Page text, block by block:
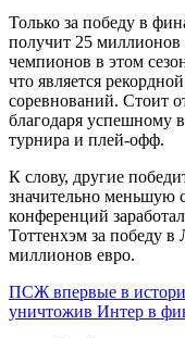
Только за победу в
получит 25 миллионов
чемпионов в этом
что является
соревнований. Стоит
благодаря успешному
турнира и плей-офф.
К слову, другие
значительно меньшую
конференций
Тоттенхэм за победу
миллионов евро.
ПСЖ впервые в
уничтожив Интер в